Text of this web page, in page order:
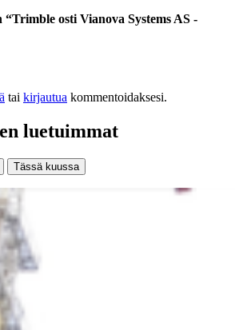
osti Vianova Systems AS -
tai kirjautua kommentoidaksesi.
luetuimmat
Tässä kuussa